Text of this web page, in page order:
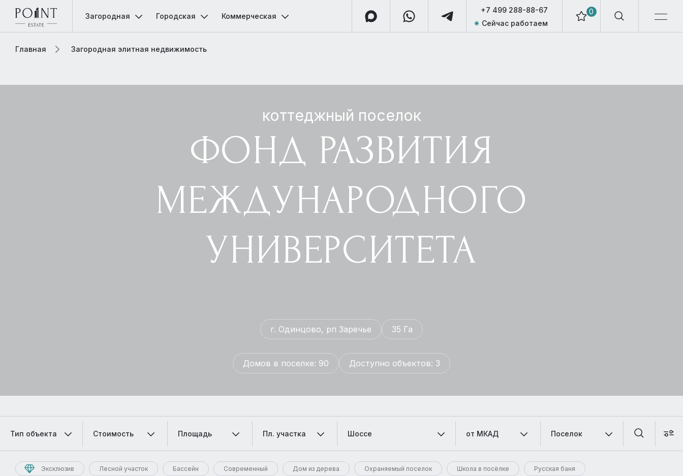
0
+7 499 288-88-67
Сейчас работаем
Загородная Городская Коммерческая
Главная Загородная элитная недвижимость
коттеджный поселок
ФОНД РАЗВИТИЯ
МЕЖДУНАРОДНОГО
УНИВЕРСИТЕТА
г. Одинцово, рп Заречье 35 Га
Домов в поселке: 90 Доступно объектов: 3
Тип объекта Стоимость Площадь Пл. участка Шоссе от МКАД Поселок
Эксклюзив Лесной участок Бассейн Современный Дом из дерева Охраняемый поселок Школа в посёлке Русская баня